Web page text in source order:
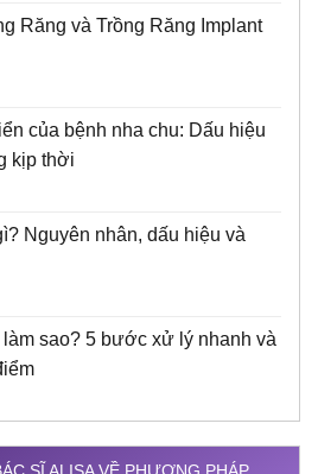
Răng và Trồng Răng Implant
của bệnh nha chu: Dấu hiệu
kịp thời
Nguyên nhân, dấu hiệu và
sao? 5 bước xử lý nhanh và